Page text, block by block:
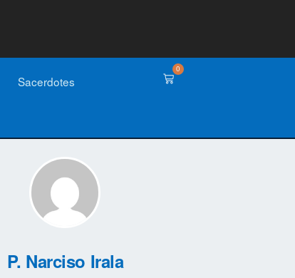
Sacerdotes
0
P. Narciso Irala